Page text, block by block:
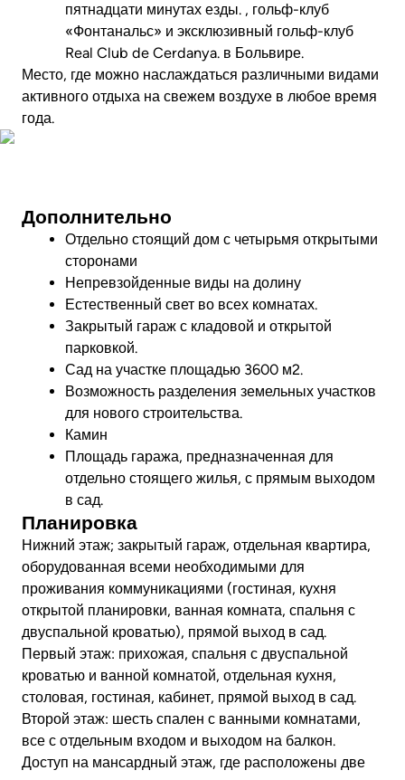
пятнадцати минутах езды. , гольф-клуб
«Фонтанальс» и эксклюзивный гольф-клуб
Real Club de Cerdanya. в Больвире.
Место, где можно наслаждаться различными видами
активного отдыха на свежем воздухе в любое время
года.
Дополнительно
Отдельно стоящий дом с четырьмя открытыми
сторонами
Непревзойденные виды на долину
Естественный свет во всех комнатах.
Закрытый гараж с кладовой и открытой
парковкой.
Сад на участке площадью 3600 м2.
Возможность разделения земельных участков
для нового строительства.
Камин
Площадь гаража, предназначенная для
отдельно стоящего жилья, с прямым выходом
в сад.
Планировка
Нижний этаж; закрытый гараж, отдельная квартира,
оборудованная всеми необходимыми для
проживания коммуникациями (гостиная, кухня
открытой планировки, ванная комната, спальня с
двуспальной кроватью), прямой выход в сад.
Первый этаж: прихожая, спальня с двуспальной
кроватью и ванной комнатой, отдельная кухня,
столовая, гостиная, кабинет, прямой выход в сад.
Второй этаж: шесть спален с ванными комнатами,
все с отдельным входом и выходом на балкон.
Доступ на мансардный этаж, где расположены две